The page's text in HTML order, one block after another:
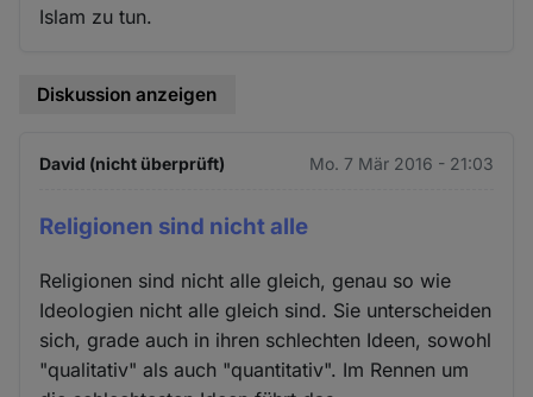
Islam zu tun.
Diskussion anzeigen
David (nicht überprüft) Mo. 7 Mär 2016 - 21:03
Religionen sind nicht alle
Religionen sind nicht alle gleich, genau so wie
Ideologien nicht alle gleich sind. Sie unterscheiden
sich, grade auch in ihren schlechten Ideen, sowohl
"qualitativ" als auch "quantitativ". Im Rennen um